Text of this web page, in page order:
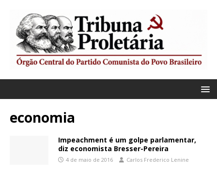
economia
Impeachment é um golpe parlamentar,
diz economista Bresser-Pereira
4 de maio de 2016 Carlos Frederico Lenine